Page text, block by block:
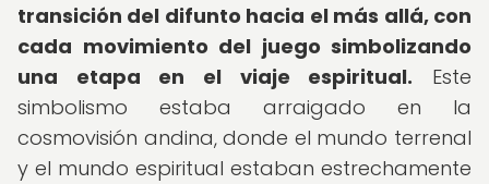
transición del difunto hacia el más allá, con
cada movimiento del juego simbolizando
una etapa en el viaje espiritual. Este
simbolismo estaba arraigado en la
cosmovisión andina, donde el mundo terrenal
y el mundo espiritual estaban estrechamente